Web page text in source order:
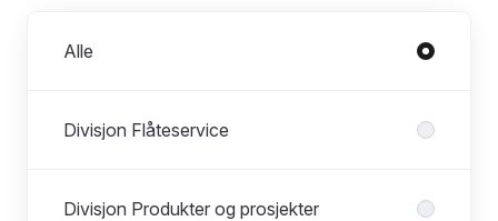
Alle
Divisjon Flåteservice
Divisjon Produkter og prosjekter